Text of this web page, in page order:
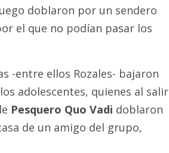
doblaron por un sendero
el que no podían pasar los
-entre ellos Rozales- bajaron
adolescentes, quienes al salir
Pesquero Quo Vadi doblaron
de un amigo del grupo,